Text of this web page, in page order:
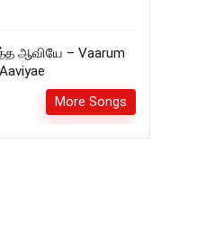
ஆவியே – Vaarum
More Songs